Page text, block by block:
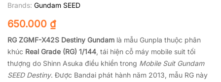
Brands: Gundam SEED
650.000 ₫
RG ZGMF-X42S Destiny Gundam là mẫu Gunpla thuộc phân
khúc Real Grade (RG) 1/144, tái hiện cỗ máy mobile suit tối
thượng do Shinn Asuka điều khiển trong Mobile Suit Gundam
SEED Destiny. Được Bandai phát hành năm 2013, mẫu RG này